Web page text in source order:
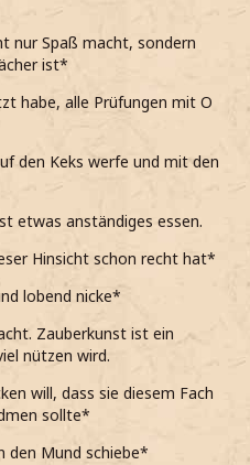
nur Spaß macht, sondern
ist*
habe, alle Prüfungen mit O
den Keks werfe und mit den
etwas anständiges essen.
Hinsicht schon recht hat*
lobend nicke*
Zauberkunst ist ein
nützen wird.
will, dass sie diesem Fach
sollte*
den Mund schiebe*